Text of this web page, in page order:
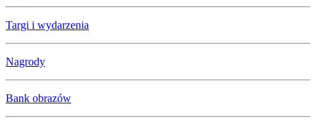
Targi i wydarzenia
Nagrody
Bank obrazów